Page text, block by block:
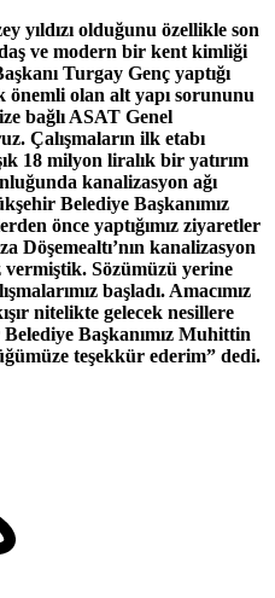
yıldızı olduğunu özellikle son
ve modern bir kent kimliği
Turgay Genç yaptığı
önemli olan alt yapı sorununu
bağlı ASAT Genel
Çalışmaların ilk etabı
18 milyon liralık bir yatırım
kanalizasyon ağı
Belediye Başkanımız
önce yaptığımız ziyaretler
Döşemealtı’nın kanalizasyon
vermiştik. Sözümüzü yerine
başladı. Amacımız
nitelikte gelecek nesillere
Başkanımız Muhittin
teşekkür ederim” dedi.